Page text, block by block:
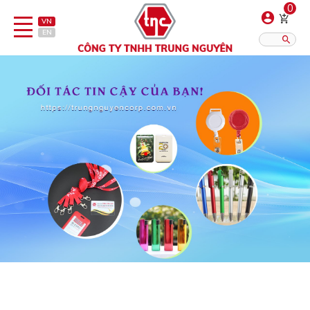
VN
EN
0
Bút
Bật lửa
Đồ sứ quà tặng
Bình/ca giữ nhiệt
Dây đeo & Phụ kiện